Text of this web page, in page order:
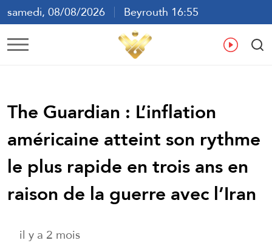
samedi, 08/08/2026
Beyrouth 16:55
ع
The Guardian : L’inflation
américaine atteint son rythme
le plus rapide en trois ans en
raison de la guerre avec l’Iran
il y a 2 mois